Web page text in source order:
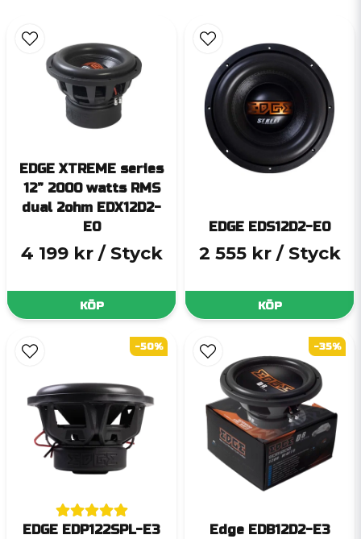
EDGE XTREME series
12” 2000 watts RMS
dual 2ohm EDX12D2-
E0
4 199 kr / Styck
KÖP
EDGE EDS12D2-E0
2 555 kr / Styck
KÖP
EDGE EDP122SPL-E3
-50%
Edge EDB12D2-E3
-35%